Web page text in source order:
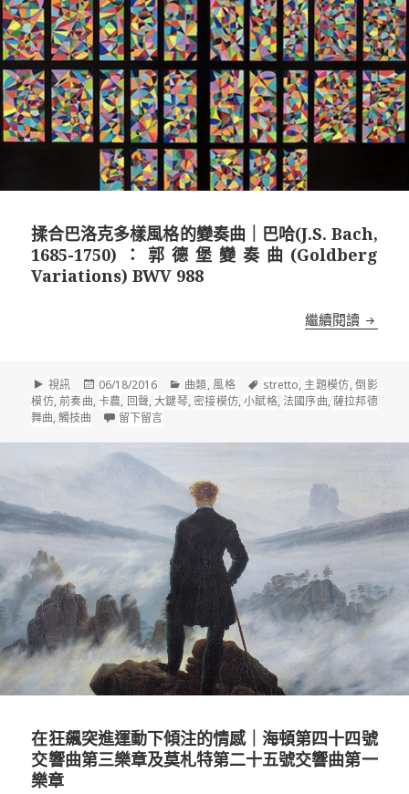
揉合巴洛克多樣風格的變奏曲｜巴哈(J.S. Bach,
1685-1750)：郭德堡變奏曲(Goldberg
Variations) BWV 988
繼續閱讀 揉合
格
式
視訊
發
佈
於
06/18/2016
分
類
曲類, 風格
標
籤
stretto, 主題模仿,倒影
模仿,前奏曲,卡農, 回聲,大鍵琴,密接模仿,小賦格, 法國序曲,薩拉邦德
舞曲,觸技曲 留下留言在 揉合巴洛克多樣風格的變奏曲｜巴哈(J.S.
在狂飆突進運動下傾注的情感｜海頓第四十四號
交響曲第三樂章及莫札特第二十五號交響曲第一
樂章